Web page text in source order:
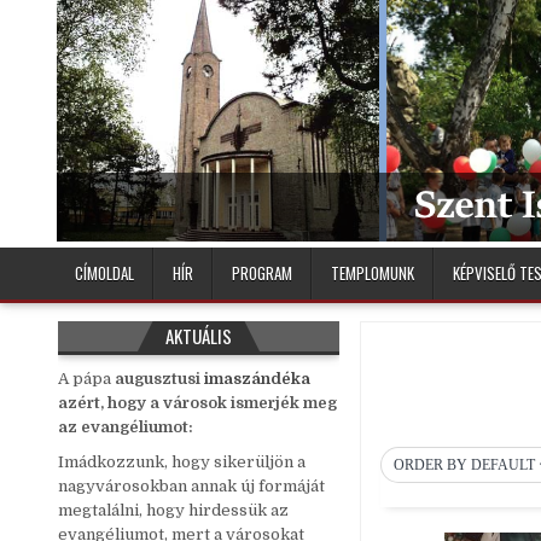
content
Debreceni Szent István Plébánia
CÍMOLDAL HÍR PROGRAM TEMPLOMUNK KÉPVISELŐ
ORDER BY DEFAULT
AKTUÁLIS
A pápa augusztusiimaszándéka
azért, hogy a városok ismerjék meg
az evangéliumot:
Imádkozzunk, hogy sikerüljön a
nagyvárosokban annak új formáját
megtalálni, hogy hirdessük az
evangéliumot, mert a városokat